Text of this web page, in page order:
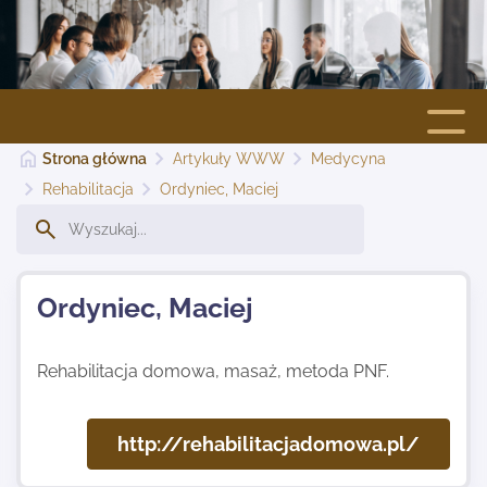
Strona główna
Dodaj stronę
Najnowsze
Strona główna Artykuły WWW
Medycyna
Rehabilitacja
Ordyniec, Maciej
Ordyniec, Maciej
Rehabilitacja domowa, masaż, metoda PNF.
http://rehabilitacjadomowa.pl/